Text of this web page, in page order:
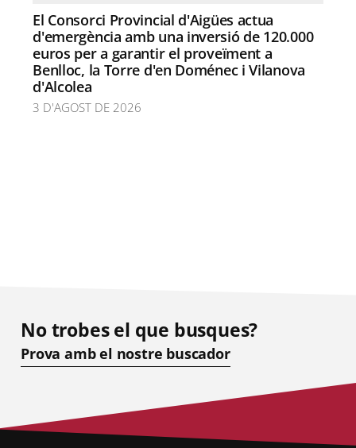
El Consorci Provincial d'Aigües actua
d'emergència amb una inversió de 120.000
euros per a garantir el proveïment a
Benlloc, la Torre d'en Doménec i Vilanova
d'Alcolea
3 D'AGOST DE 2026
No trobes el que busques?
Prova amb el nostre buscador